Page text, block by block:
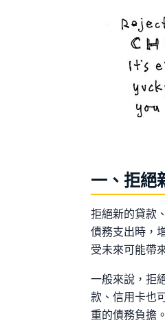
一、拒絕
拒絕新的貸款
債務支出時，
受未來可能帶
一般來說，拒
款、信用卡也
重的債務負擔。